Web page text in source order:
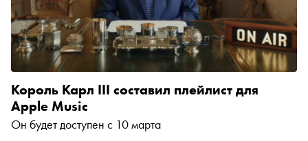
Король Карл III составил плейлист для
Apple Music
Он будет доступен с 10 марта